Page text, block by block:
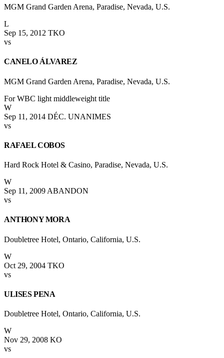
MGM Grand Garden Arena, Paradise, Nevada, U.S.
L
Sep 15, 2012 TKO
vs
CANELO ÁLVAREZ
MGM Grand Garden Arena, Paradise, Nevada, U.S.
For WBC light middleweight title
W
Sep 11, 2014 DÉC. UNANIMES
vs
RAFAEL COBOS
Hard Rock Hotel & Casino, Paradise, Nevada, U.S.
W
Sep 11, 2009 ABANDON
vs
ANTHONY MORA
Doubletree Hotel, Ontario, California, U.S.
W
Oct 29, 2004 TKO
vs
ULISES PENA
Doubletree Hotel, Ontario, California, U.S.
W
Nov 29, 2008 KO
vs